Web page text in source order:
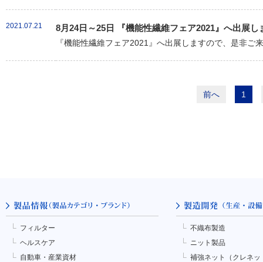
2021.07.21 8月24日～25日 『機能性繊維フェア2021』へ出展し
『機能性繊維フェア2021』へ出展しますので、是
前へ 1
フィルター
ヘルスケア
自動車・産業資材
不織布製造
ニット製品
補強ネット（クレネッ